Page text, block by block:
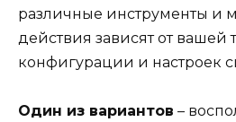
различные инструменты и
действия зависят от вашей
конфигурации и настроек
Один из вариантов –